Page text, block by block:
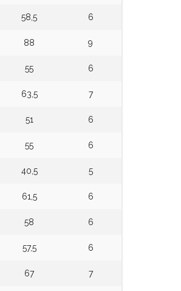
58,5 6
88 9
55 6
63,5 7
51 6
55 6
40,5 5
61,5 6
58 6
57,5 6
67 7